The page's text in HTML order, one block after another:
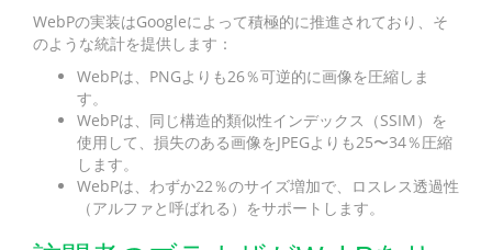
WebPの実装はGoogleによって積極的に推進されており、そ
のような統計を提供します：
WebPは、PNGよりも26％可逆的に画像を圧縮しま
す。
WebPは、同じ構造的類似性インデックス（SSIM）を
使用して、損失のある画像をJPEGよりも25〜34％圧縮
します。
WebPは、わずか22％のサイズ増加で、ロスレス透過性
（アルファと呼ばれる）をサポートします。